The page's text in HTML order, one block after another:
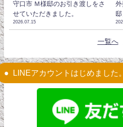
守口市 Ｍ様邸のお引き渡しをさ
せていただきました。
2026.07.15
外
邸
一覧へ
LINEアカウントはじめました。